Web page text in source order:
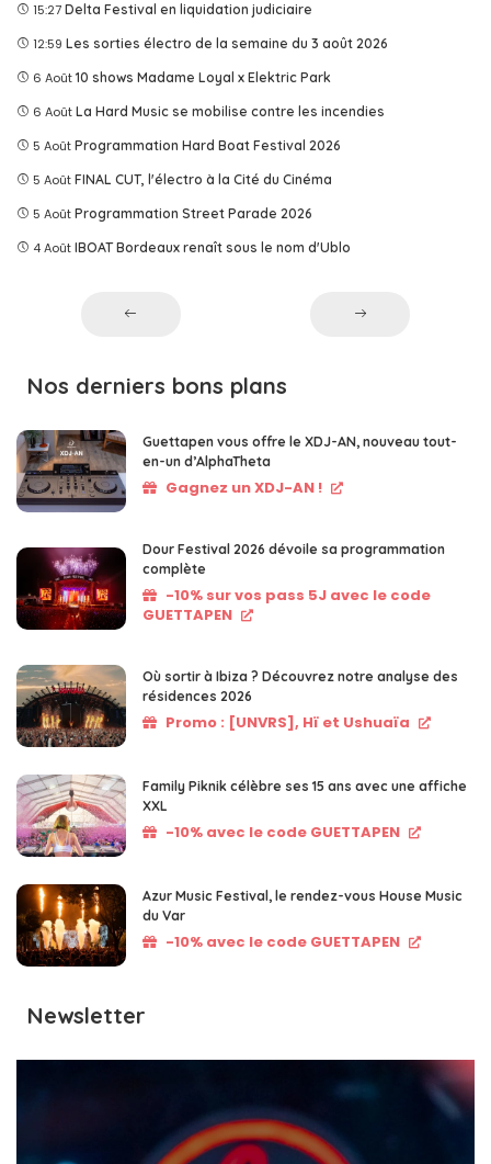
15:27 Delta Festival en liquidation judiciaire
12:59 Les sorties électro de la semaine du 3 août 2026
6 Août 10 shows Madame Loyal x Elektric Park
6 Août La Hard Music se mobilise contre les incendies
5 Août Programmation Hard Boat Festival 2026
5 Août FINAL CUT, l'électro à la Cité du Cinéma
5 Août Programmation Street Parade 2026
4 Août IBOAT Bordeaux renaît sous le nom d'Ublo
Nos derniers bons plans
Guettapen vous offre le XDJ-AN, nouveau tout-
en-un d’AlphaTheta
Gagnez un XDJ-AN !
Dour Festival 2026 dévoile sa programmation
complète
-10% sur vos pass 5J avec le code
GUETTAPEN
Où sortir à Ibiza ? Découvrez notre analyse des
résidences 2026
Promo : [UNVRS], Hï et Ushuaïa
Family Piknik célèbre ses 15 ans avec une affiche
XXL
-10% avec le code GUETTAPEN
Azur Music Festival, le rendez-vous House Music
du Var
-10% avec le code GUETTAPEN
Newsletter